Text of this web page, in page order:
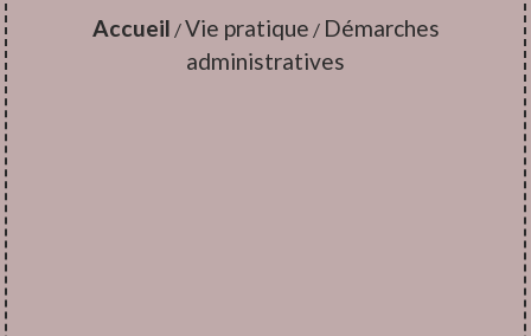
Accueil /Vie pratique / Démarches
administratives